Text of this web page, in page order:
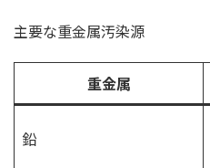
主要な重金属汚染源
重金属
鉛